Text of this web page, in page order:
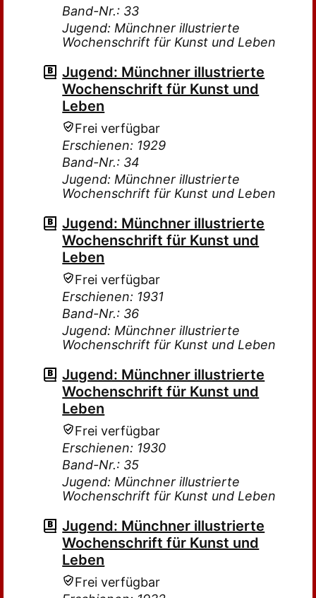
Band-Nr.: 33
Jugend: Münchner illustrierte
Wochenschrift für Kunst und Leben
Jugend: Münchner illustrierte
Wochenschrift für Kunst und
Leben
Frei verfügbar
Erschienen: 1929
Band-Nr.: 34
Jugend: Münchner illustrierte
Wochenschrift für Kunst und Leben
Jugend: Münchner illustrierte
Wochenschrift für Kunst und
Leben
Frei verfügbar
Erschienen: 1931
Band-Nr.: 36
Jugend: Münchner illustrierte
Wochenschrift für Kunst und Leben
Jugend: Münchner illustrierte
Wochenschrift für Kunst und
Leben
Frei verfügbar
Erschienen: 1930
Band-Nr.: 35
Jugend: Münchner illustrierte
Wochenschrift für Kunst und Leben
Jugend: Münchner illustrierte
Wochenschrift für Kunst und
Leben
Frei verfügbar